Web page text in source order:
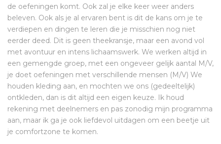
de oefeningen komt. Ook zal je elke keer weer anders
beleven. Ook als je al ervaren bent is dit de kans om je te
verdiepen en dingen te leren die je misschien nog niet
eerder deed. Dit is geen theekransje, maar een avond vol
met avontuur en intens lichaamswerk. We werken altijd in
een gemengde groep, met een ongeveer gelijk aantal M/V,
je doet oefeningen met verschillende mensen (M/V) We
houden kleding aan, en mochten we ons (gedeeltelijk)
ontkleden, dan is dit altijd een eigen keuze. Ik houd
rekening met deelnemers en pas zonodig mijn programma
aan, maar ik ga je ook liefdevol uitdagen om een beetje uit
je comfortzone te komen.